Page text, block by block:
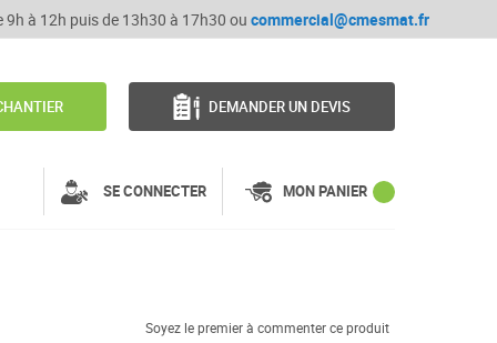
9h à 12h puis de 13h30 à 17h30 ou commercial@cmesmat.fr
DEMANDER UN DEVIS
SE CONNECTER MON PANIER
Soyez le premier à commenter ce produit